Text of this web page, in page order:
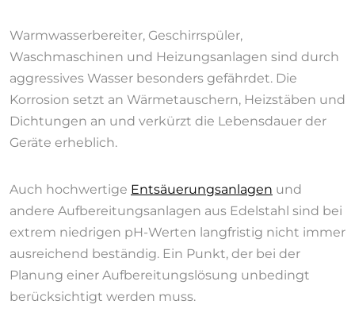
Warmwasserbereiter, Geschirrspüler,
Waschmaschinen und Heizungsanlagen sind durch
aggressives Wasser besonders gefährdet. Die
Korrosion setzt an Wärmetauschern, Heizstäben und
Dichtungen an und verkürzt die Lebensdauer der
Geräte erheblich.
Auch hochwertige Entsäuerungsanlagen und
andere Aufbereitungsanlagen aus Edelstahl sind bei
extrem niedrigen pH-Werten langfristig nicht immer
ausreichend beständig. Ein Punkt, der bei der
Planung einer Aufbereitungslösung unbedingt
berücksichtigt werden muss.